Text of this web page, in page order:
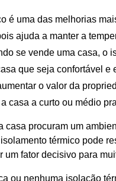
é uma das melhorias
ajuda a manter a
se vende uma casa, o
que seja confortável
o valor da
casa a curto ou médio
casa procuram um
térmico pode
fator decisivo para
ou nenhuma isolação